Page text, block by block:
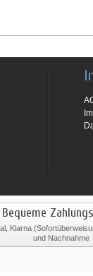
Bequeme
Klarna
und Nachnahme